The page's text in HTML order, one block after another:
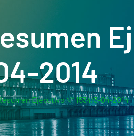
2014
Ejecutivo N° 1534/3-04-2014